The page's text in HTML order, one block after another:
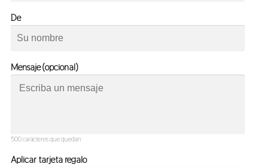
De
Mensaje (opcional)
500carácteres que quedan
Aplicar tarjeta regalo